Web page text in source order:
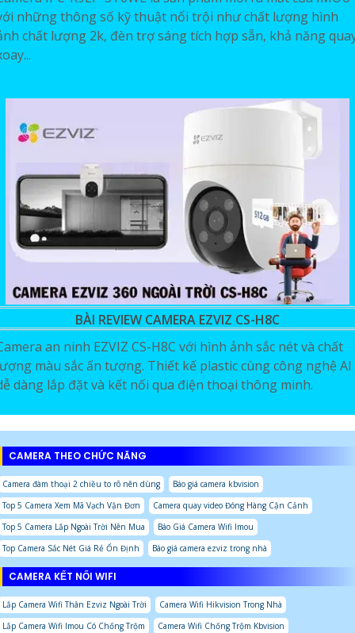
những thông số kỹ thuật nổi trội như chất lượng hình
chất lượng 2k, đèn trợ sáng tích hợp sẵn, khả năng
BÀI REVIEW CAMERA EZVIZ CS-H8C
an ninh EZVIZ CS-H8C với hình ảnh sắc nét và chất
màu sắc ấn tượng. Thiết kế plastic cùng công nghệ AI
dàng lắp đặt và kết nối qua điện thoại thông minh.
CAMERA THEO CHỨC NĂNG
Camera đàm thoại 2 chiều to rõ nên dùng
Báo giá camera kbvision
Top 5 Camera Xem Mã Vạch Vận Đơn
Camera quay video Đóng Hàng Cận Cảnh
Top 5 Camera Lắp Ngoài Trời Nên Mua
Báo Giá Camera Wifi Imou
Top Camera Sắc Nét Giá Rẻ Ổn Định
Báo giá camera ezviz trong nhà
CAMERA KẾT NỐI WIFI
Lắp Camera Wifi Thân Ezviz Ngoài Trời
Camera Wifi Hikvision Trong Nhà
Lắp Camera Wifi Imou Có Chống Trộm
Camera Wifi Chống Trộm Kbvision